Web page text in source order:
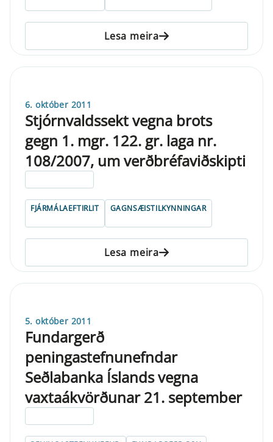
Lesa meira
6. október 2011
Stjórnvaldssekt vegna brots
gegn 1. mgr. 122. gr. laga nr.
108/2007, um verðbréfaviðskipti
FJÁRMÁLAEFTIRLIT GAGNSÆISTILKYNNINGAR
Lesa meira
5. október 2011
Fundargerð
peningastefnunefndar
Seðlabanka Íslands vegna
vaxtaákvörðunar 21. september